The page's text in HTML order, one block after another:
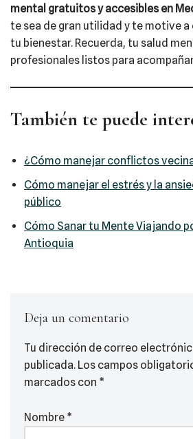
mental gratuitos y accesibles en
te sea de gran utilidad y te motive a
tu bienestar. Recuerda, tu salud
profesionales listos para
También te puede
¿Cómo manejar conflictos
Cómo manejar el estrés y la
público
Cómo Sanar tu Mente Viajando
Antioquia
Deja un comentario
Tu dirección de correo
publicada. Los campos
marcados con *
Nombre *